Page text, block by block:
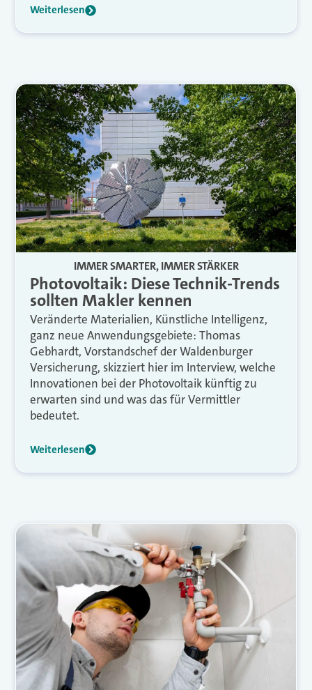
Weiterlesen
IMMER SMARTER, IMMER STÄRKER
Photovoltaik: Diese Technik-Trends
sollten Makler kennen
Veränderte Materialien, Künstliche Intelligenz,
ganz neue Anwendungsgebiete: Thomas
Gebhardt, Vorstandschef der Waldenburger
Versicherung, skizziert hier im Interview, welche
Innovationen bei der Photovoltaik künftig zu
erwarten sind und was das für Vermittler
bedeutet.
Weiterlesen